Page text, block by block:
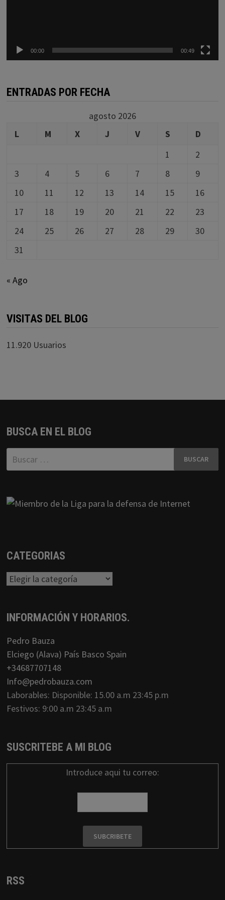
00:00 00:49
ENTRADAS POR FECHA
agosto 2026
L
M X J V S
D
1
2
3
4 5 6 7 8
9
10
11 12 13 14 15
16
17
18 19 20 21 22
23
24
25 26 27 28 29
30
31
« Ago
VISITAS DEL BLOG
11.920 Usuarios
BUSCA EN EL BLOG
Buscar:
CATEGORIAS
Categorias
INFORMACIÓN Y HORARIOS.
Pedro Bauza
Elciego (Alava) País Basco Spain
+34687707148
Info@pedrobauza.com
Laborables: Disponible: 15.00 a.m 23:45 p.m
Festivos: 9:00 a.m 23:45 a.m
SUSCRITEBE A MI BLOG
Introduce aqui tu correo:
RSS